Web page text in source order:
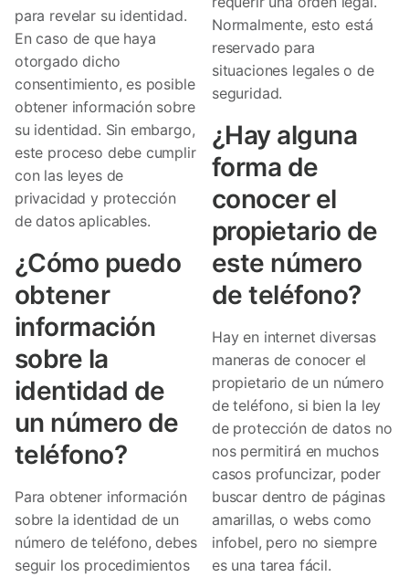
para revelar su identidad.
En caso de que haya
otorgado dicho
consentimiento, es posible
obtener información sobre
su identidad. Sin embargo,
este proceso debe cumplir
con las leyes de
privacidad y protección
de datos aplicables.
¿Cómo puedo
obtener
información
sobre la
identidad de
un número de
teléfono?
Para obtener información
sobre la identidad de un
número de teléfono, debes
seguir los procedimientos
Normalmente, esto está
reservado para
situaciones legales o de
seguridad.
¿Hay alguna
forma de
conocer el
propietario de
este número
de teléfono?
Hay en internet diversas
maneras de conocer el
propietario de un número
de teléfono, si bien la ley
de protección de datos no
nos permitirá en muchos
casos profuncizar, poder
buscar dentro de páginas
amarillas, o webs como
infobel, pero no siempre
es una tarea fácil.